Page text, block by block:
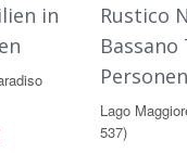
in
Rustico
Personen
Lago
537)